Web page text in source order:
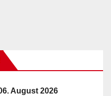
August 2026